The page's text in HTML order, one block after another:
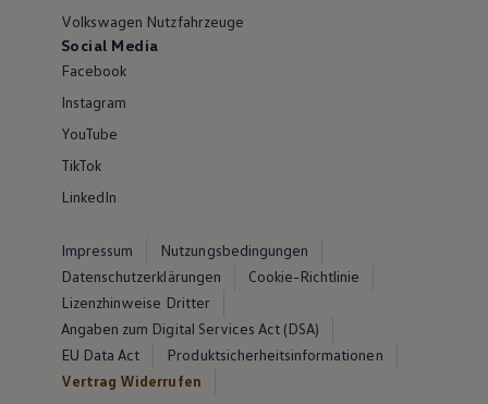
Volkswagen Nutzfahrzeuge
Social Media
Facebook
Instagram
YouTube
TikTok
LinkedIn
Impressum
Nutzungsbedingungen
Datenschutzerklärungen
Cookie-Richtlinie
Lizenzhinweise Dritter
Angaben zum Digital Services Act (DSA)
EU Data Act
Produktsicherheitsinformationen
Vertrag Widerrufen